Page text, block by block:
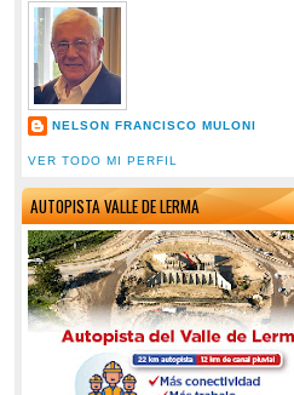
NELSON FRANCISCO MULONI
VER TODO MI PERFIL
AUTOPISTA VALLE DE LERMA